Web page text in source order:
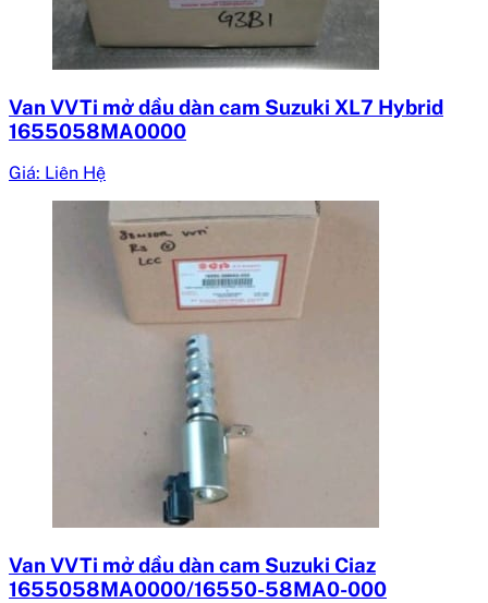
Van VVTi mở dầu dàn cam Suzuki XL7 Hybrid
1655058MA0000
Giá: Liên Hệ
Van VVTi mở dầu dàn cam Suzuki Ciaz
1655058MA0000/16550-58MA0-000